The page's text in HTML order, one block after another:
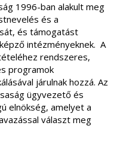
1996-ban alakult meg
és a
és támogatást
intézményeknek. A
rendszeres,
programok
járulnak hozzá. Az
ügyvezető és
elnökség, amelyet a
választ meg